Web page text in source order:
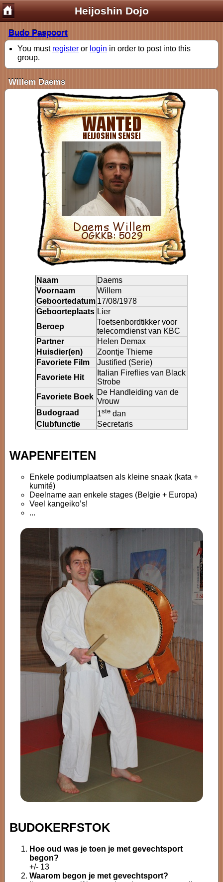
Heijoshin Dojo
Budo Paspoort
You must register or login in order to post into this
group.
Willem Daems
Naam
Daems
Voornaam
Willem
Geboortedatum 17/08/1978
Geboorteplaats Lier
Beroep
Toetsenbordtikker voor
telecomdienst van KBC
Partner
Helen Demax
Huisdier(en)
Zoontje Thieme
Favoriete Film
Justified (Serie)
Favoriete Hit
Italian Fireflies van Black
Strobe
Favoriete Boek
De Handleiding van de
Vrouw
Budograad
1stedan
Clubfunctie
Secretaris
WAPENFEITEN
Enkele podiumplaatsen als kleine snaak (kata +
kumité)
Deelname aan enkele stages (Belgie + Europa)
Veel kangeiko’s!
...
BUDOKERFSTOK
Hoe oud was je toen je met gevechtsport
begon?
+/- 13
Waarom begon je met gevechtsport?